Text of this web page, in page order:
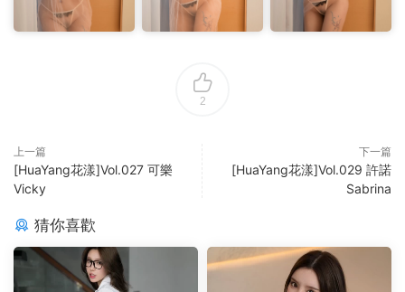
2
上一篇
[HuaYang花漾]Vol.027 可樂
Vicky
下一篇
[HuaYang花漾]Vol.029 許諾
Sabrina
猜你喜歡